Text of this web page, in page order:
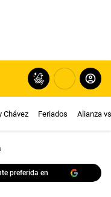
Chávez Feriados Alianza
preferida en